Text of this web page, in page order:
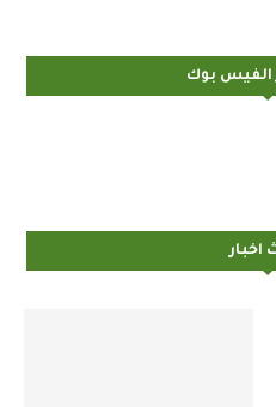
الفيس بوك
اخبار